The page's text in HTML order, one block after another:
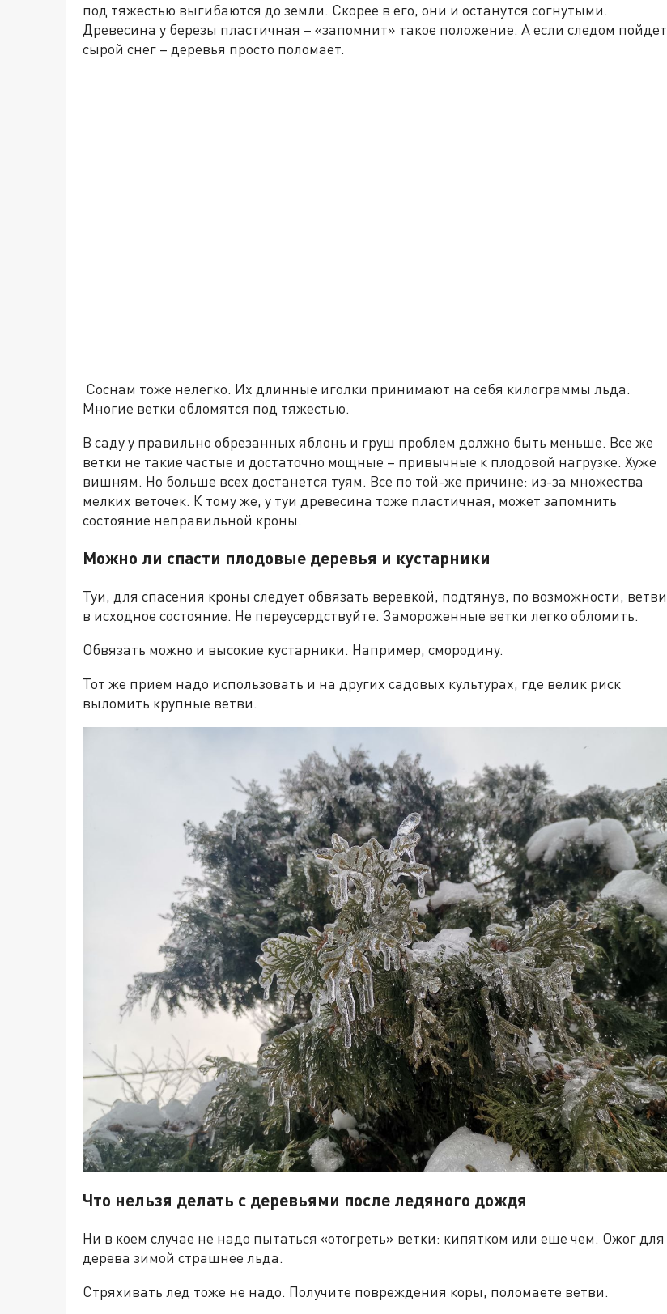
под тяжестью выгибаются до земли. Скорее в его, они и останутся согнутыми.
Древесина у березы пластичная – «запомнит» такое положение. А если следом пойдет
сырой снег – деревья просто поломает.
Соснам тоже нелегко. Их длинные иголки принимают на себя килограммы льда.
Многие ветки обломятся под тяжестью.
В саду у правильно обрезанных яблонь и груш проблем должно быть меньше. Все же
ветки не такие частые и достаточно мощные – привычные к плодовой нагрузке. Хуже
вишням. Но больше всех достанется туям. Все по той-же причине: из-за множества
мелких веточек. К тому же, у туи древесина тоже пластичная, может запомнить
состояние неправильной кроны.
Можно ли спасти плодовые деревья и кустарники
Туи, для спасения кроны следует обвязать веревкой, подтянув, по возможности, ветви
в исходное состояние. Не переусердствуйте. Замороженные ветки легко обломить.
Обвязать можно и высокие кустарники. Например, смородину.
Тот же прием надо использовать и на других садовых культурах, где велик риск
выломить крупные ветви.
Что нельзя делать с деревьями после ледяного дождя
Ни в коем случае не надо пытаться «отогреть» ветки: кипятком или еще чем. Ожог для
дерева зимой страшнее льда.
Стряхивать лед тоже не надо. Получите повреждения коры, поломаете ветви.